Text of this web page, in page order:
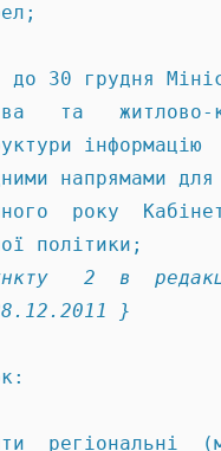
30 грудня
та   житлово-
напрямами
року
2  в
}
регіональні